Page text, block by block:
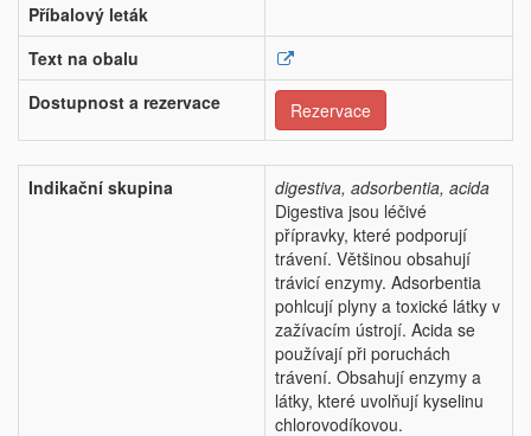
Příbalový leták
Text na obalu
Dostupnost a rezervace
Rezervace
Indikační skupina
digestiva, adsorbentia, acida
Digestiva jsou léčivé
přípravky, které podporují
trávení. Většinou obsahují
trávicí enzymy. Adsorbentia
pohlcují plyny a toxické látky v
zažívacím ústrojí. Acida se
používají při poruchách
trávení. Obsahují enzymy a
látky, které uvolňují kyselinu
chlorovodíkovou.